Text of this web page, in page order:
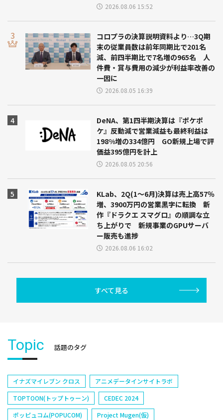
2026.08.06 15:52
コロプラの決算説明資料より…3Q期
末の従業員数は前年同期比で201名
減、前四半期比で7名増の965名 人
件費・賞与費用の減少が利益率改善の
一因に
2026.08.05 16:39
DeNA、第1四半期決算は『ポケポ
ケ』反動減で営業減益も最終利益は
198%増の334億円 GO新規上場で評
価益395億円を計上
2026.08.05 20:56
KLab、2Q(1～6月)決算は売上高57％
増、3900万円の営業黒字に転換 新
作『ドラクエ スマグロ』の順調な立
ち上がりで 新規事業のGPUサーバ
ー販売も進捗
2026.08.06 16:02
すべて見る
Topic 話題のタグ
イナズマイレブン クロス
アニメデータインサイトラボ
TOPTOON(トップトゥーン)
CEDEC 2024
ポッピュコム(POPUCOM)
Project Mugen(仮)